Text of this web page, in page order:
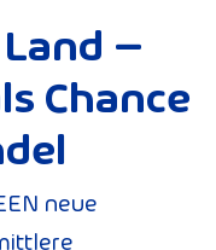
–
Chance
neue